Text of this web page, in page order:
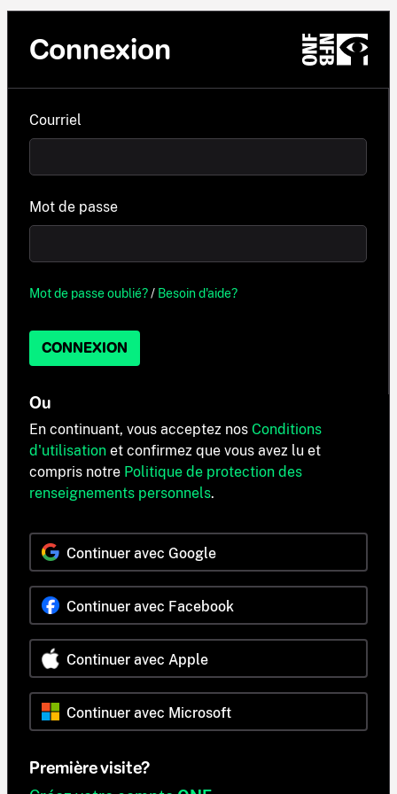
Connexion
Courriel
Mot de passe
Mot de passe oublié?/ Besoin d'aide?
CONNEXION
Ou
En continuant, vous acceptez nos Conditions
d'utilisation et confirmez que vous avez lu et
compris notre Politique de protection des
renseignements personnels.
Continuer avec Google
Continuer avec Facebook
Continuer avec Apple
Continuer avec Microsoft
Première visite?